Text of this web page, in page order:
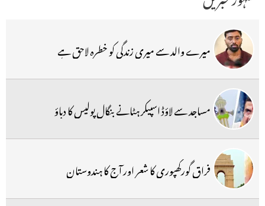
میرے والد سے میری زندگی کو خطرہ لاحق ہے
مساجد سے لاؤڈ اسپیکر ہٹانے بنگال پولیس کا دباؤ
فراق گورکھپوری کا شعر اور آج کا ہندوستان